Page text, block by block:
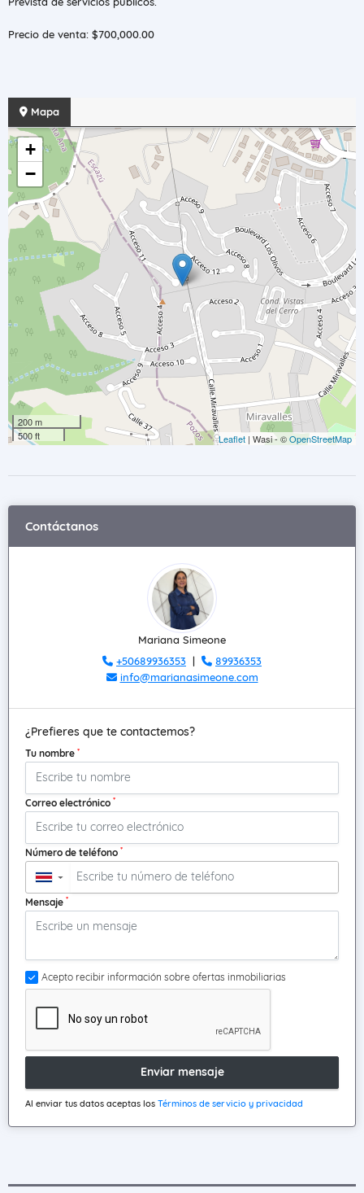
Precio de venta: $700,000.00
Mapa
+
−
200 m
500 ft
Leaflet | Wasi - ©OpenStreetMap
Contáctanos
Mariana Simeone
+50689936353 |
89936353
info@marianasimeone.com
¿Prefieres que te contactemos?
Tu nombre *
Correo electrónico *
Número de teléfono *
▼
Mensaje *
Acepto recibir información sobre ofertas inmobiliarias
Enviar mensaje
Al enviar tus datos aceptas los Términos de servicio y privacidad